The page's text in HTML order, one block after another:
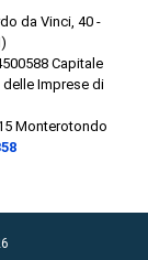
da Vinci, 40 -
Capitale
delle Imprese di
Monterotondo